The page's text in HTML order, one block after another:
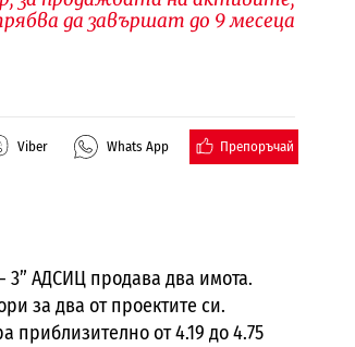
да завършат до 9 месеца
Viber Whats App Препоръчай
АДСИЦ продава два имота.
за два от проектите си.
приблизително от 4.19 до 4.75